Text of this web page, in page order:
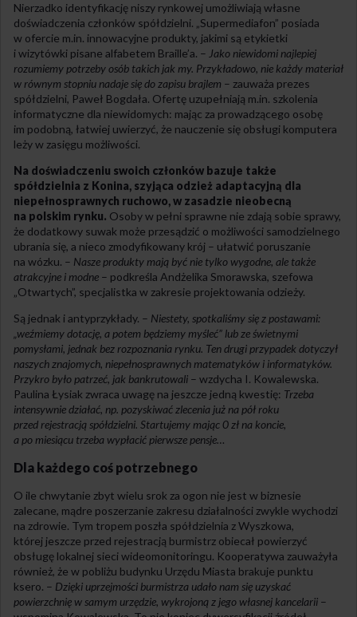
Nierzadko identyfikację niszy rynkowej umożliwiają własne
doświadczenia członków spółdzielni. „Supermediafon” posiada
w ofercie m.in. innowacyjne produkty, jakimi są etykietki
i wizytówki pisane alfabetem Braille’a. – Jako niewidomi najlepiej
rozumiemy potrzeby osób takich jak my. Przykładowo, nie każdy materiał
w równym stopniu nadaje się do zapisu brajlem – zauważa prezes
spółdzielni, Paweł Bogdała. Ofertę uzupełniają m.in. szkolenia
informatyczne dla niewidomych: mając za prowadzącego osobę
im podobną, łatwiej uwierzyć, że nauczenie się obsługi komputera
leży w zasięgu możliwości.
Na doświadczeniu swoich członków bazuje także
spółdzielnia z Konina, szyjąca odzież adaptacyjną dla
niepełnosprawnych ruchowo, w zasadzie nieobecną
na polskim rynku. Osoby w pełni sprawne nie zdają sobie sprawy,
że dodatkowy suwak może przesądzić o możliwości samodzielnego
ubrania się, a nieco zmodyfikowany krój – ułatwić poruszanie
na wózku. – Nasze produkty mają być nie tylko wygodne, ale także
atrakcyjne i modne – podkreśla Andżelika Smorawska, szefowa
„Otwartych”, specjalistka w zakresie projektowania odzieży.
Są jednak i antyprzykłady. – Niestety, spotkaliśmy się z postawami:
„weźmiemy dotację, a potem będziemy myśleć” lub ze świetnymi
pomysłami, jednak bez rozpoznania rynku. Ten drugi przypadek dotyczył
naszych znajomych, niepełnosprawnych matematyków i informatyków.
Przykro było patrzeć, jak bankrutowali – wzdycha I. Kowalewska.
Paulina Łysiak zwraca uwagę na jeszcze jedną kwestię: Trzeba
intensywnie działać, np. pozyskiwać zlecenia już na pół roku
przed rejestracją spółdzielni. Startujemy mając 0 zł na koncie,
a po miesiącu trzeba wypłacić pierwsze pensje…
Dla każdego coś potrzebnego
O ile chwytanie zbyt wielu srok za ogon nie jest w biznesie
zalecane, mądre poszerzanie zakresu działalności zwykle wychodzi
na zdrowie. Tym tropem poszła spółdzielnia z Wyszkowa,
której jeszcze przed rejestracją burmistrz obiecał powierzyć
obsługę lokalnej sieci wideomonitoringu. Kooperatywa zauważyła
również, że w pobliżu budynku Urzędu Miasta brakuje punktu
ksero. – Dzięki uprzejmości burmistrza udało nam się uzyskać
powierzchnię w samym urzędzie, wykrojoną z jego własnej kancelarii –